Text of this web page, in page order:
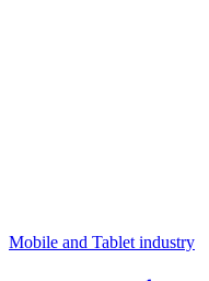
Mobile and Tablet industry